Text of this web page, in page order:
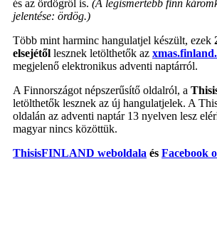
és az ördögről is. (A legismertebb finn
jelentése: ördög.)
Több mint harminc hangulatjel készült, ezek
elsejétől lesznek letölthetők az
megjelenő elektronikus adventi naptárról.
A Finnországot népszerűsítő oldalról, a
letölthetők lesznek az új hangulatjelek. A
oldalán az adventi naptár 13 nyelven lesz
magyar nincs közöttük.
ThisisFINLAND weboldala és Facebook